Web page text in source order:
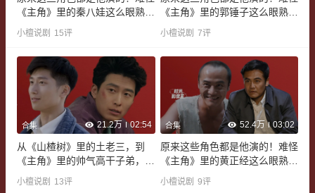
《主角》里的秦八娃这么眼熟丨
时光影像室
小檀说剧 15评
《主角》里的郭锤子这么眼熟丨
时光影像室
小檀说剧 7评
合集 21.2万 02:54
从《山楂树》里的土老三，到
《主角》里的帅气高干子弟，窦
骁16年形象变化丨时光影像室
小檀说剧 13评
合集 52.4万 03:02
原来这些角色都是他演的！难怪
《主角》里的黄正经这么眼熟丨
时光影像室
小檀说剧 9评